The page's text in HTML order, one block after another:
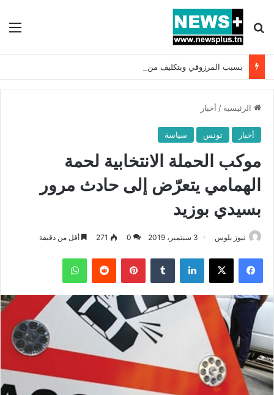
بحث عن
الرئيسية / أخبار
أخبار تونس سياسة
موكب الحملة الانتخابية لحمة
الهمامي يتعرّض إلى حادث مرور
بسيدي بوزيد
نيوز بلوس 3 سبتمبر، 2019 0
271 أقل من دقيقة
فيسبوك X لينكدإن بينتيريست واتساب